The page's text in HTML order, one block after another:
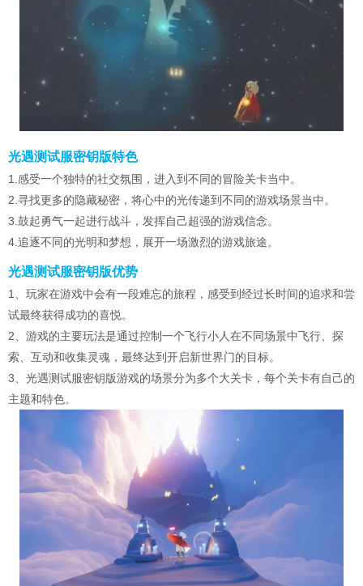
光遇测试服密钥版特色
1.感受一个独特的社交氛围，进入到不同的冒险关卡当中。
2.寻找更多的隐藏秘密，将心中的光传递到不同的游戏场景当中。
3.鼓起勇气一起进行战斗，发挥自己超强的游戏信念。
4.追逐不同的光明和梦想，展开一场激烈的游戏旅途。
光遇测试服密钥版优势
1、玩家在游戏中会有一段难忘的旅程，感受到经过长时间的追求和尝
试最终获得成功的喜悦。
2、游戏的主要玩法是通过控制一个飞行小人在不同场景中飞行、探
索、互动和收集灵魂，最终达到开启新世界门的目标。
3、光遇测试服密钥版游戏的场景分为多个大关卡，每个关卡有自己的
主题和特色。